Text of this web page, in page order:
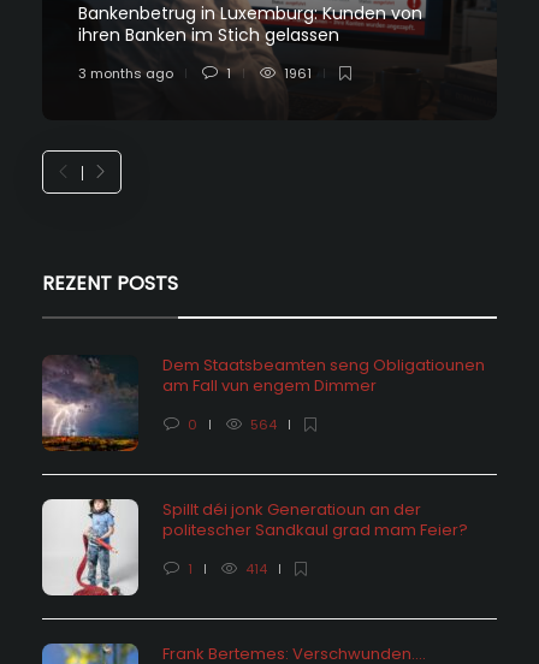
Bankenbetrug in Luxemburg: Kunden von
ihren Banken im Stich gelassen
3 months ago 1 1961
REZENT POSTS
Dem Staatsbeamten seng Obligatiounen
am Fall vun engem Dimmer
0 564
Spillt déi jonk Generatioun an der
politescher Sandkaul grad mam Feier?
1 414
Frank Bertemes: Verschwunden….